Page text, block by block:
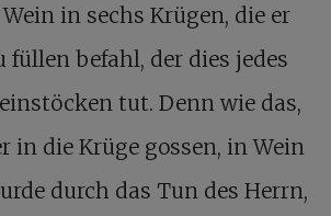
in sechs Krügen, die er
füllen befahl, der dies jedes
tut. Denn wie das,
in die Krüge gossen, in Wein
durch das Tun des Herrn,